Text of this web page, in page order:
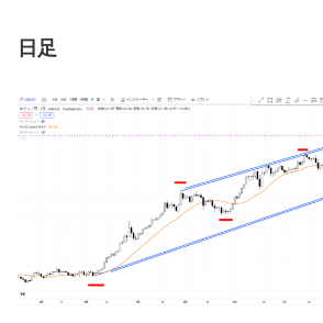
日足